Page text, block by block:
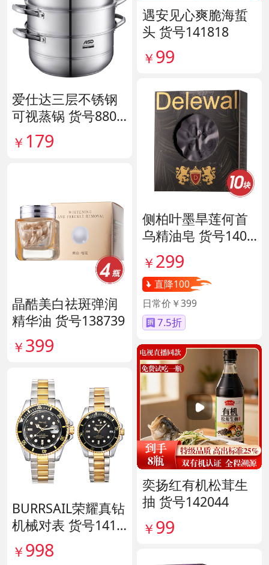
爱仕达三层不锈钢
可视蒸锅 货号8807
11
￥ 179
晶酷美白祛斑弹润
精华油 货号138739
￥ 399
BURRSAIL荣耀真钻
机械对表 货号1412
65
￥ 998
遇安见心爽脆海蜇
头 货号141818
￥ 99
侧柏叶墨旱莲何首
乌精油皂 货号1400
57
￥ 299
直降100
日常价￥399
7.5折
奕扬红有机松茸生
抽 货号142044
￥ 99